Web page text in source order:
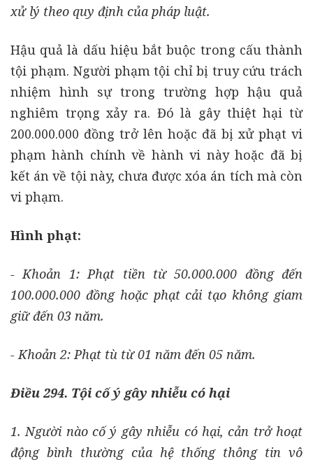
xử lý theo quy định của pháp luật.
Hậu quả là dấu hiệu bắt buộc trong cấu thành
tội phạm. Người phạm tội chỉ bị truy cứu trách
nhiệm hình sự trong trường hợp hậu quả
nghiêm trọng xảy ra. Đó là gây thiệt hại từ
200.000.000 đồng trở lên hoặc đã bị xử phạt vi
phạm hành chính về hành vi này hoặc đã bị
kết án về tội này, chưa được xóa án tích mà còn
vi phạm.
Hình phạt:
- Khoản 1: Phạt tiền từ 50.000.000 đồng đến
100.000.000 đồng hoặc phạt cải tạo không giam
giữ đến 03 năm.
- Khoản 2: Phạt tù từ 01 năm đến 05 năm.
Điều 294. Tội cố ý gây nhiễu có hại
1. Người nào cố ý gây nhiễu có hại, cản trở hoạt
động bình thường của hệ thống thông tin vô